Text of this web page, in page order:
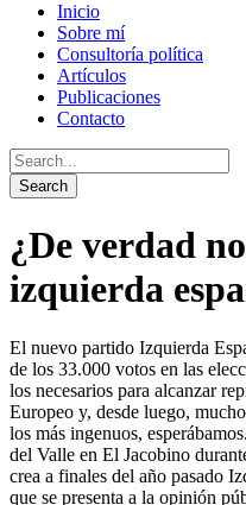
Inicio
Sobre mí
Consultoría política
Artículos
Publicaciones
Contacto
¿De verdad
izquierda
El nuevo partido Izquierda
de los 33.000 votos en las
los necesarios para alcanzar
Europeo y, desde luego,
los más ingenuos,
del Valle en El Jacobino
crea a finales del año pasado
que se presenta a la opinión